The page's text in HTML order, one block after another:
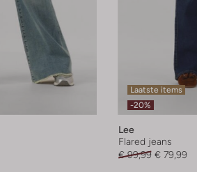
Laatste items
-20%
Lee
Flared jeans
€ 99,99 € 79,99